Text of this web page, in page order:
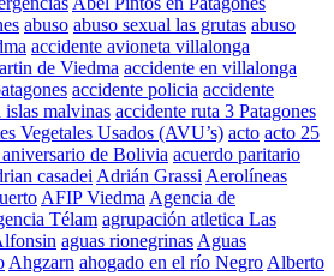
abuso abuso sexual las grutas abuso
accidente avioneta villalonga
de Viedma accidente en villalonga
accidente policia accidente
islas malvinas accidente ruta 3 Patagones
Vegetales Usados (AVU’s) acto acto 25
de Bolivia acuerdo paritario
casadei Adrián Grassi Aerolíneas
AFIP Viedma Agencia de
Télam agrupación atletica Las
aguas rionegrinas Aguas
Ahgzarn ahogado en el río Negro Alberto